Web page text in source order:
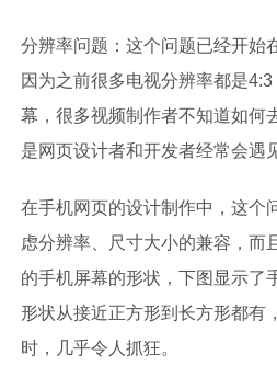
分辨率问题：这个问题已经开始
因为之前很多电视分辨率都是
幕，很多视频制作者不知道如何
是网页设计者和开发者经常会遇
在手机网页的设计制作中，这个
虑分辨率、尺寸大小的兼容，而
的手机屏幕的形状，下图显示了
形状从接近正方形到长方形都有
时，几乎令人抓狂。